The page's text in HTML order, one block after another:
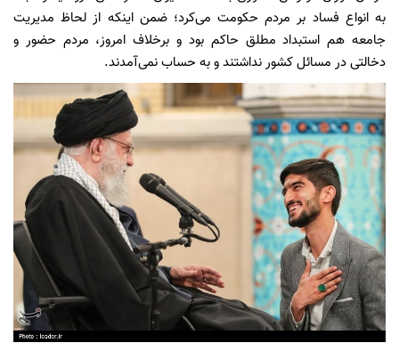
به انواع فساد بر مردم حکومت می‌کرد؛ ضمن اینکه از لحاظ مدیریت
جامعه هم استبداد مطلق حاکم بود و برخلاف امروز، مردم حضور و
دخالتی در مسائل کشور نداشتند و به حساب نمی‌آمدند.